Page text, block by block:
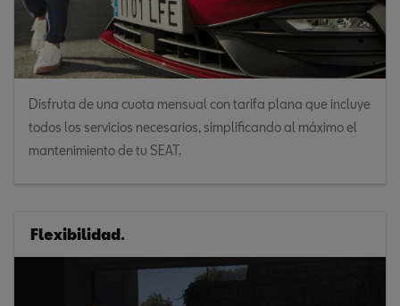
Disfruta de una cuota mensual con tarifa plana que incluye
todos los servicios necesarios, simplificando al máximo el
mantenimiento de tu SEAT.
Flexibilidad.